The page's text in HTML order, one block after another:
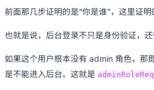
前面那几步证明的是“你是谁”，这里证明
也就是说，后台登录不只是身份验证，还
如果这个用户根本没有 admin 角色，那
是不能进入后台。这就是